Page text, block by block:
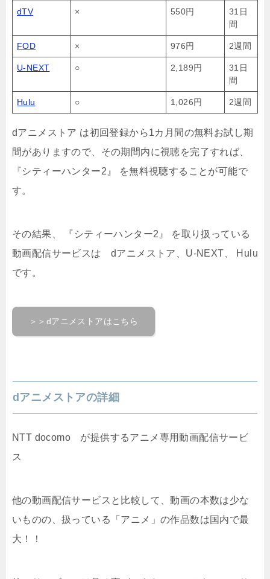
dTV × 550円
31日
間
FOD × 976円 2週間
U-NEXT ○ 2,189円
31日
間
Hulu ○ 1,026円 2週間
dアニメストア は初回登録から1カ月間の無料お試し期
間がありますので、その期間内に視聴を完了すれば、
『シティーハンター2』 を無料視聴することが可能で
す。
その結果、 『シティーハンター2』 を取り扱っている
動画配信サービスは dアニメストア、U-NEXT、 Hulu
です。
＞＞dアニメストアはこちら
dアニメストアの詳細
NTT docomo が提供するアニメ専用動画配信サービ
ス
他の動画配信サービスと比較して、動画の本数は少な
いものの、扱っている「アニメ」の作品数は国内で最
大！！